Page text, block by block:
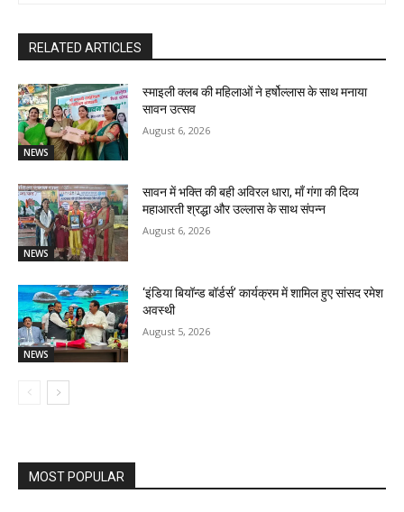
RELATED ARTICLES
NEWS
स्माइली क्लब की महिलाओं ने हर्षोल्लास के साथ मनाया
सावन उत्सव
August 6, 2026
NEWS
सावन में भक्ति की बही अविरल धारा, माँ गंगा की दिव्य
महाआरती श्रद्धा और उल्लास के साथ संपन्न
August 6, 2026
NEWS
‘इंडिया बियॉन्ड बॉर्डर्स’ कार्यक्रम में शामिल हुए सांसद रमेश
अवस्थी
August 5, 2026
MOST POPULAR